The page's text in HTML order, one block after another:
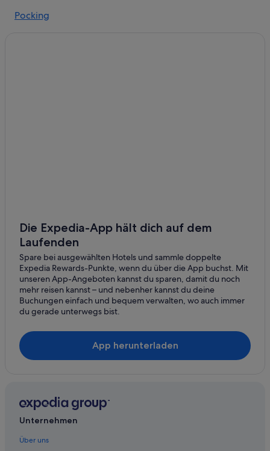
Ranches in Bad Birnbach
Hotels mit Sauna in Bad Griesbach im Rottal
Hotels mit Yoga in Bad Griesbach im Rottal
Haustierfreundliche in Bad Griesbach im Rottal
Luxus in Bad Griesbach im Rottal
Hotel-Resorts in Bad Griesbach im Rottal
Bad Griesbach im Rottal Hotels
Cottages in Bad Griesbach-Therme
Gasthöfe in Bad Griesbach-Therme
Independent Hotels in Bad Griesbach-Therme
Bad Griesbach-Therme Hotels
Lodges in Bad Griesbach-Therme
Pocking
Die Expedia-App hält dich auf dem
Laufenden
Spare bei ausgewählten Hotels und sammle doppelte
Expedia Rewards-Punkte, wenn du über die App buchst. Mit
unseren App-Angeboten kannst du sparen, damit du noch
mehr reisen kannst – und nebenher kannst du deine
Buchungen einfach und bequem verwalten, wo auch immer
du gerade unterwegs bist.
App herunterladen
Unternehmen
Über uns